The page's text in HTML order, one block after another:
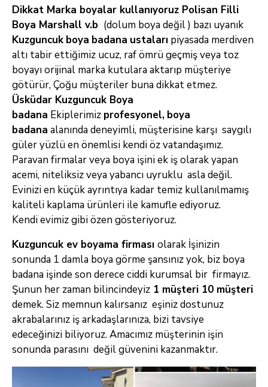
Dikkat Marka boyalar kullanıyoruz Polisan Filli
Boya Marshall v.b (dolum boya değil ) bazı uyanık
Kuzguncuk boya badana ustaları piyasada merdiven
altı tabir ettiğimiz ucuz, raf ömrü geçmiş veya toz
boyayı orijinal marka kutulara aktarıp müşteriye
götürür, Çoğu müşteriler buna dikkat etmez.
Üsküdar Kuzguncuk Boya
badana Ekiplerimiz profesyonel, boya
badana alanındadeneyimli, müşterisine karşı saygılı
güler yüzlü en önemlisi kendi öz vatandaşımız.
Paravan firmalar veya boya işini ek iş olarak yapan
acemi, niteliksiz veya yabancı uyruklu asla değil.
Evinizi en küçük ayrıntıya kadar temiz kullanılmamış
kaliteli kaplama ürünleri ile kamufle ediyoruz.
Kendievimiz gibi özen gösteriyoruz.
Kuzguncuk ev boyama firması olarak İşinizin
sonunda 1 damla boya görme şansınız yok, biz boya
badana işinde son derece ciddi kurumsal bir firmayız.
Şunun her zaman bilincindeyiz 1 müşteri 10 müşteri
demek. Siz memnun kalırsanız eşiniz dostunuz
akrabalarınız iş arkadaşlarınıza, bizi tavsiye
edeceğinizi biliyoruz. Amacımız müşterinin işin
sonunda parasını değil güvenini kazanmaktır.